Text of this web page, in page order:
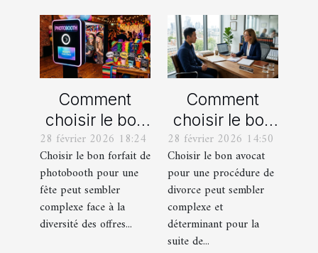
Comment
choisir le bon
forfait de
photobooth
pour votre fête
28 février 2026 18:24
Choisir le bon forfait de
photobooth pour une
fête peut sembler
complexe face à la
diversité des offres...
Comment
choisir le bon
avocat pour
votre
procédure de
divorce ?
28 février 2026 14:50
Choisir le bon avocat
pour une procédure de
divorce peut sembler
complexe et
déterminant pour la
suite de...